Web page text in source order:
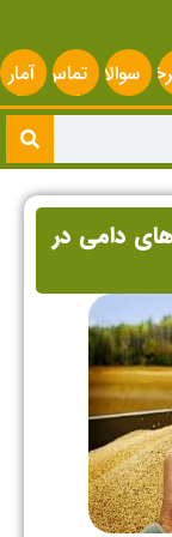
سوالات
متداول
تماس
با ما
آمار
دامی در